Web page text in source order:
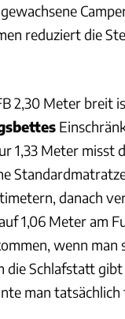
reduziert die
2,30 Meter breit
1,33 Meter misst
danach
1,06 Meter am
wenn man
die Schlafstatt gibt
man tatsächlich